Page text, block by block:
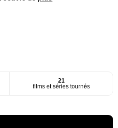
21
films et séries tournés